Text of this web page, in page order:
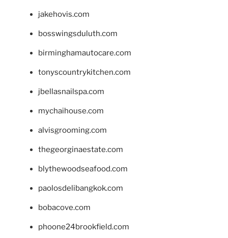
jakehovis.com
bosswingsduluth.com
birminghamautocare.com
tonyscountrykitchen.com
jbellasnailspa.com
mychaihouse.com
alvisgrooming.com
thegeorginaestate.com
blythewoodseafood.com
paolosdelibangkok.com
bobacove.com
phoone24brookfield.com